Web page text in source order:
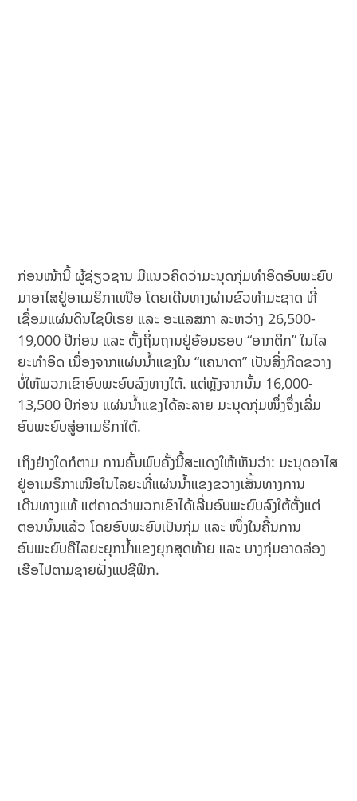
ກ່ອນໜ້ານີ້ ຜູ້ຊ່ຽວຊານ ມີແນວຄິດວ່າມະນຸດກຸ່ມທຳອິດອົບພະຍົບ
ມາອາໄສຢູ່ອາເມຣິກາເໜືອ ໂດຍເດີນທາງຜ່ານຂົວທຳມະຊາດ ທີ່
ເຊື່ອມແຜ່ນດິນໄຊບີເຣຍ ແລະ ອະແລສກາ ລະຫວ່າງ 26,500-
19,000 ປີກ່ອນ ແລະ ຕັ້ງຖິ່ນຖານຢູ່ອ້ອມຮອບ “ອາກຕິກ” ໃນໄລ
ຍະທໍາອິດ ເນື່ອງຈາກແຜ່ນນ້ຳແຂງໃນ “ແຄນາດາ” ເປັນສິ່ງກີດຂວາງ
ບໍ່ໃຫ້ພວກເຂົາອົບພະຍົບລົງທາງໃຕ້. ແຕ່ຫຼັງຈາກນັ້ນ 16,000-
13,500 ປີກ່ອນ ແຜ່ນນໍ້າແຂງໄດ້ລະລາຍ ມະນຸດກຸ່ມໜຶ່ງຈຶ່ງເລີ່ມ
ອົບພະຍົບສູ່ອາເມຣິກາໃຕ້.
ເຖິງຢ່າງໃດກໍຕາມ ການຄົ້ນພົບຄັ້ງນີ້ສະແດງໃຫ້ເຫັນວ່າ: ມະນຸດອາໄສ
ຢູ່ອາເມຣິກາເໜືອໃນໄລຍະທີ່ແຜ່ນນ້ຳແຂງຂວາງເສັ້ນທາງການ
ເດີນທາງແທ້ ແຕ່ຄາດວ່າພວກເຂົາໄດ້ເລີ່ມອົບພະຍົບລົງໃຕ້ຕັ້ງແຕ່
ຕອນນັ້ນແລ້ວ ໂດຍອົບພະຍົບເປັນກຸ່ມ ແລະ ໜຶ່ງໃນຄື້ນການ
ອົບພະຍົບຄືໄລຍະຍຸກນ້ຳແຂງຍຸກສຸດທ້າຍ ແລະ ບາງກຸ່ມອາດລ່ອງ
ເຮືອໄປຕາມຊາຍຝັ່ງແປຊີຟິກ.